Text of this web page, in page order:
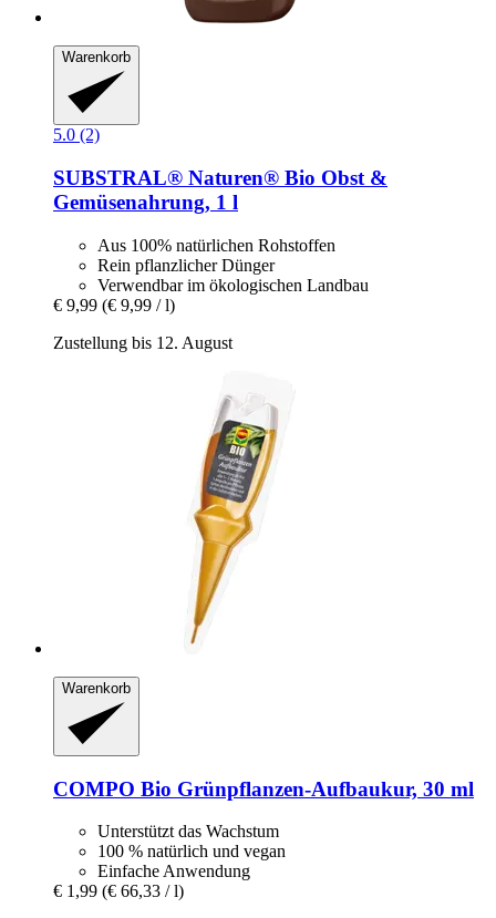
Warenkorb
5.0 (2)
SUBSTRAL® Naturen® Bio Obst &
Gemüsenahrung, 1 l
Aus 100% natürlichen Rohstoffen
Rein pflanzlicher Dünger
Verwendbar im ökologischen Landbau
€ 9,99 (€ 9,99 / l)
Zustellung bis 12. August
Warenkorb
COMPO Bio Grünpflanzen-​Aufbaukur, 30 ml
Unterstützt das Wachstum
100 % natürlich und vegan
Einfache Anwendung
€ 1,99 (€ 66,33 / l)